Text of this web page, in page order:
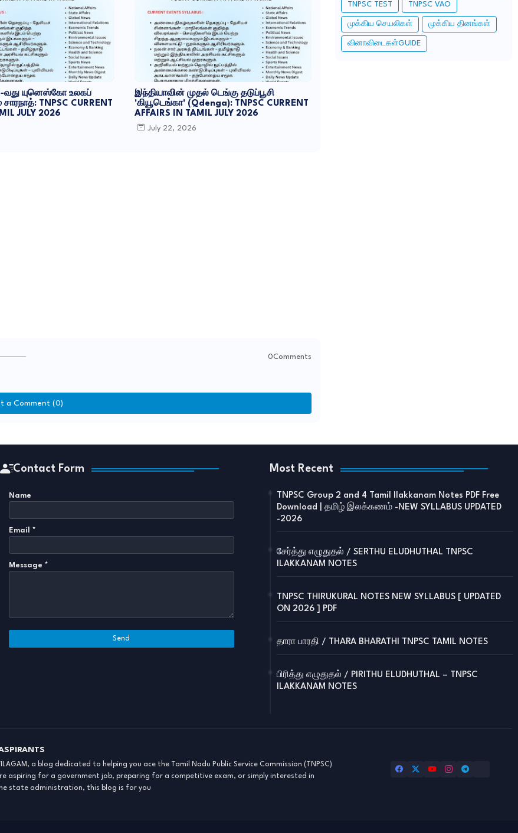
வது யுனெஸ்கோ உலகப்
TNPSC CURRENT
JULY 2026
இந்தியாவின் முதல் டெங்கு தடுப்பூசி
'கியூடெங்கா' (Qdenga): TNPSC CURRENT
AFFAIRS IN TAMIL JULY 2026
July 22, 2026
0Comments
a Comment (0)
TNPSC TEST TNPSC VAO
முக்கிய செயலிகள் முக்கிய தினங்கள்
வினாவிடைகள்GUIDE
Contact Form
Name
Email *
Message *
Most Recent
TNPSC Group 2 and 4 Tamil Ilakkanam Notes PDF Free
Download | தமிழ் இலக்கணம் -NEW SYLLABUS UPDATED
-2026
சேர்த்து எழுதுதல் / SERTHU ELUDHUTHAL TNPSC
ILAKKANAM NOTES
TNPSC THIRUKURAL NOTES NEW SYLLABUS [ UPDATED
ON 2026 ] PDF
தாரா பாரதி / THARA BHARATHI TNPSC TAMIL NOTES
பிரித்து எழுதுதல் / PIRITHU ELUDHUTHAL – TNPSC
ILAKKANAM NOTES
a blog dedicated to helping you ace the Tamil Nadu Public Service Commission (TNPSC)
aspiring for a government job, preparing for a competitive exam, or simply interested in
state administration, this blog is for you